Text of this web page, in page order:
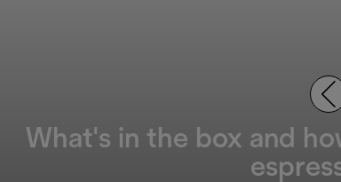
What's in the box and